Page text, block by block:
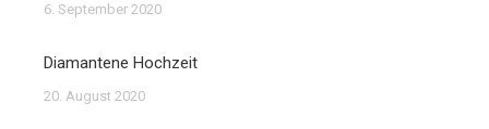
6. September 2020
Diamantene Hochzeit
20. August 2020